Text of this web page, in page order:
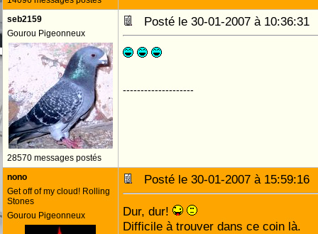
seb2159
Gourou Pigeonneux
28570 messages postés
Posté le 30-01-2007 à
--------------------
nono
Get off of my cloud! Rolling
Stones
Gourou Pigeonneux
Posté le 30-01-2007 à
Dur, dur!
Difficile à trouver dans ce coin là.